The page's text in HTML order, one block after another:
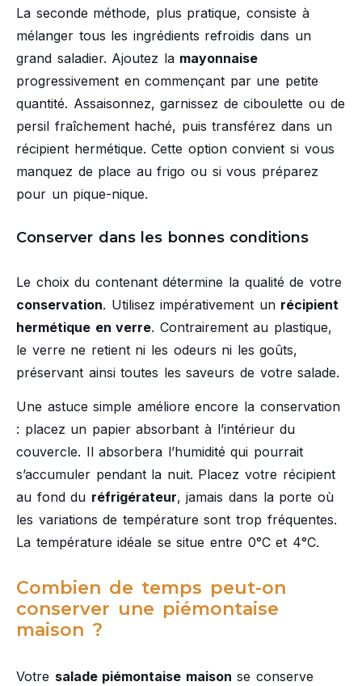
La seconde méthode, plus pratique, consiste à
mélanger tous les ingrédients refroidis dans un
grand saladier. Ajoutez la mayonnaise
progressivement en commençant par une petite
quantité. Assaisonnez, garnissez de ciboulette ou de
persil fraîchement haché, puis transférez dans un
récipient hermétique. Cette option convient si vous
manquez de place au frigo ou si vous préparez
pour un pique-nique.
Conserver dans les bonnes conditions
Le choix du contenant détermine la qualité de votre
conservation. Utilisez impérativement un récipient
hermétique en verre. Contrairement au plastique,
le verre ne retient ni les odeurs ni les goûts,
préservant ainsi toutes les saveurs de votre salade.
Une astuce simple améliore encore la conservation
: placez un papier absorbant à l’intérieur du
couvercle. Il absorbera l’humidité qui pourrait
s’accumuler pendant la nuit. Placez votre récipient
au fond du réfrigérateur, jamais dans la porte où
les variations de température sont trop fréquentes.
La température idéale se situe entre 0°C et 4°C.
Combien de temps peut-on
conserver une piémontaise
maison ?
Votre salade piémontaise maison se conserve